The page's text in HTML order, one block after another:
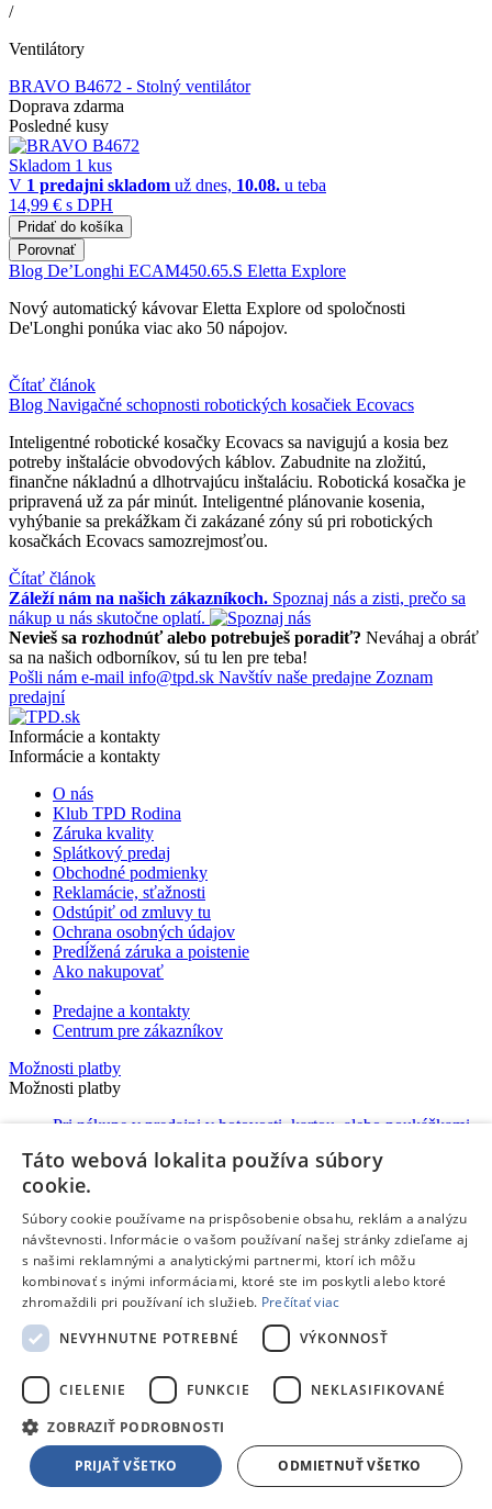
/
Ventilátory
BRAVO B4672 - Stolný ventilátor
Doprava zdarma
Posledné kusy
Skladom 1 kus
V 1 predajni skladom už dnes, 10.08. u teba
14,99 € s DPH
Pridať do košíka
Porovnať
Blog De’Longhi ECAM450.65.S Eletta Explore
Nový automatický kávovar Eletta Explore od spoločnosti
De'Longhi ponúka viac ako 50 nápojov.
Čítať článok
Blog Navigačné schopnosti robotických kosačiek Ecovacs
Inteligentné robotické kosačky Ecovacs sa navigujú a kosia bez
potreby inštalácie obvodových káblov. Zabudnite na zložitú,
finančne nákladnú a dlhotrvajúcu inštaláciu. Robotická kosačka je
pripravená už za pár minút. Inteligentné plánovanie kosenia,
vyhýbanie sa prekážkam či zakázané zóny sú pri robotických
kosačkách Ecovacs samozrejmosťou.
Čítať článok
Záleží nám na našich zákazníkoch. Spoznaj nás a zisti, prečo sa
nákup u nás skutočne oplatí.
Nevieš sa rozhodnúť alebo potrebuješ poradiť? Neváhaj a obráť
sa na našich odborníkov, sú tu len pre teba!
Pošli nám e-mail info@tpd.sk Navštív naše predajne Zoznam
predajní
Informácie a kontakty
Informácie a kontakty
O nás
Klub TPD Rodina
Záruka kvality
Splátkový predaj
Obchodné podmienky
Reklamácie, sťažnosti
Odstúpiť od zmluvy tu
Ochrana osobných údajov
Predĺžená záruka a poistenie
Ako nakupovať
Predajne a kontakty
Centrum pre zákazníkov
Možnosti platby
Možnosti platby
Pri nákupe v predajni v hotovosti, kartou, alebo poukážkami
Predaj na splátky
Platba prevodom na účet
Euronics
Platba online cez internet:
Možnosti doručenia
Možnosti doručenia
Rezervácia a nákup v predajni
Expresné doručenie kuriérom
Vynáška a odvoz starého spotrebiča
Packeta - výdajné miesta a Z-BOXy
Doručenie do Česka
Táto webová lokalita používa súbory
cookie.
Súbory cookie používame na prispôsobenie obsahu, reklám a analýzu
návštevnosti. Informácie o vašom používaní našej stránky zdieľame aj
s našimi reklamnými a analytickými partnermi, ktorí ich môžu
kombinovať s inými informáciami, ktoré ste im poskytli alebo ktoré
zhromaždili pri používaní ich služieb. Prečítať viac
NEVYHNUTNE POTREBNÉ
VÝKONNOSŤ
CIELENIE FUNKCIE NEKLASIFIKOVANÉ
ZOBRAZIŤ PODROBNOSTI
PRIJAŤ VŠETKO ODMIETNUŤ VŠETKO